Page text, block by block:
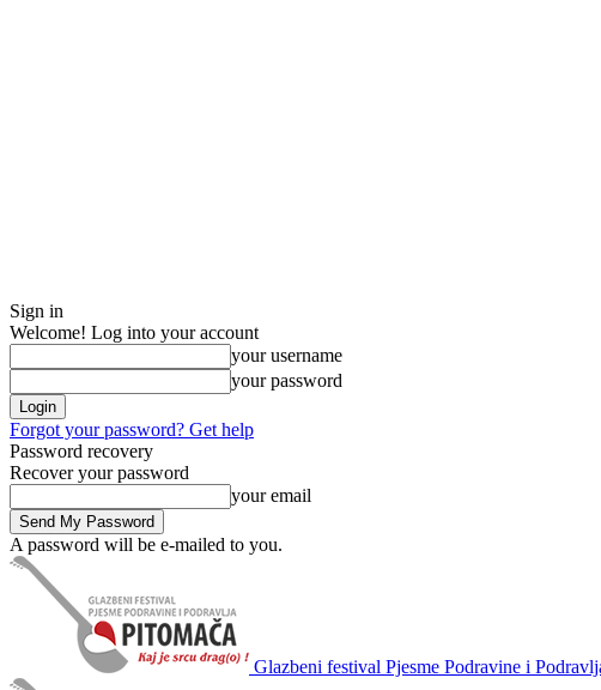
Sign in
Welcome! Log into your account
your username
your password
Forgot your password? Get help
Password recovery
Recover your password
your email
A password will be e-mailed to you.
Glazbeni festival Pjesme Podravine i